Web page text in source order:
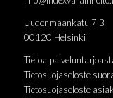
Uudenmaankatu 7 B
00120 Helsinki
Tietoa
Tietosuojaseloste
Tietosuojaseloste